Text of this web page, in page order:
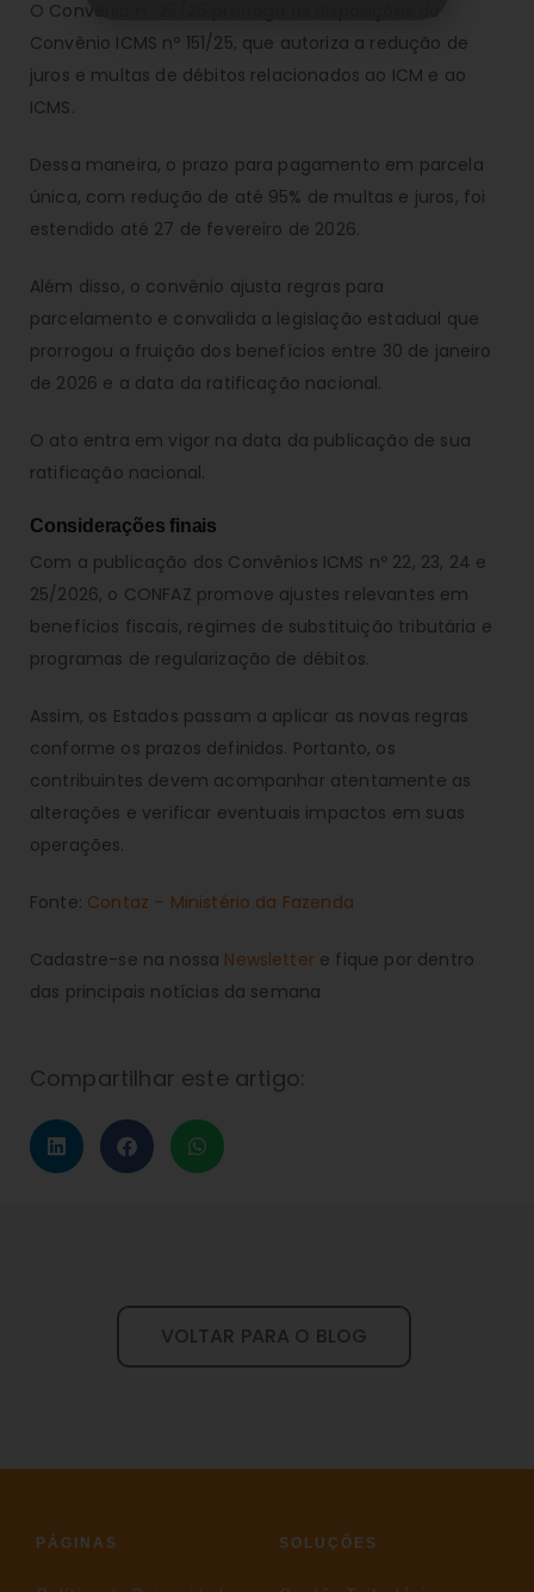
O Convênio nº 25/26 prorroga as disposições do
Convênio ICMS nº 151/25, que autoriza a redução de
juros e multas de débitos relacionados ao ICM e ao
ICMS.
Dessa maneira, o prazo para pagamento em parcela
única, com redução de até 95% de multas e juros, foi
estendido até 27 de fevereiro de 2026.
Além disso, o convênio ajusta regras para
parcelamento e convalida a legislação estadual que
prorrogou a fruição dos benefícios entre 30 de janeiro
de 2026 e a data da ratificação nacional.
O ato entra em vigor na data da publicação de sua
ratificação nacional.
Considerações finais
Com a publicação dos Convênios ICMS nº 22, 23, 24 e
25/2026, o CONFAZ promove ajustes relevantes em
benefícios fiscais, regimes de substituição tributária e
programas de regularização de débitos.
Assim, os Estados passam a aplicar as novas regras
conforme os prazos definidos. Portanto, os
contribuintes devem acompanhar atentamente as
alterações e verificar eventuais impactos em suas
operações.
Fonte: Contaz – Ministério da Fazenda
Cadastre-se na nossa Newslettere fique por dentro
das principais notícias da semana
Compartilhar este artigo:
VOLTAR PARA O BLOG
PÁGINAS SOLUÇÕES